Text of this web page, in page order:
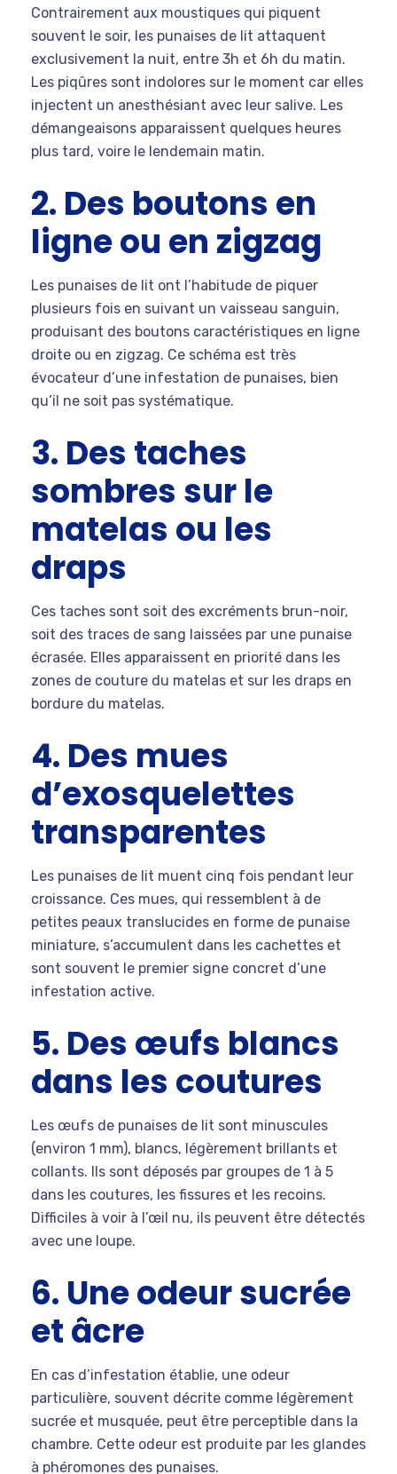
Contrairement aux moustiques qui piquent
souvent le soir, les punaises de lit attaquent
exclusivement la nuit, entre 3h et 6h du matin.
Les piqûres sont indolores sur le moment car elles
injectent un anesthésiant avec leur salive. Les
démangeaisons apparaissent quelques heures
plus tard, voire le lendemain matin.
2. Des boutons en
ligne ou en zigzag
Les punaises de lit ont l’habitude de piquer
plusieurs fois en suivant un vaisseau sanguin,
produisant des boutons caractéristiques en ligne
droite ou en zigzag. Ce schéma est très
évocateur d’une infestation de punaises, bien
qu’il ne soit pas systématique.
3. Des taches
sombres sur le
matelas ou les
draps
Ces taches sont soit des excréments brun-noir,
soit des traces de sang laissées par une punaise
écrasée. Elles apparaissent en priorité dans les
zones de couture du matelas et sur les draps en
bordure du matelas.
4. Des mues
d’exosquelettes
transparentes
Les punaises de lit muent cinq fois pendant leur
croissance. Ces mues, qui ressemblent à de
petites peaux translucides en forme de punaise
miniature, s’accumulent dans les cachettes et
sont souvent le premier signe concret d’une
infestation active.
5. Des œufs blancs
dans les coutures
Les œufs de punaises de lit sont minuscules
(environ 1 mm), blancs, légèrement brillants et
collants. Ils sont déposés par groupes de 1 à 5
dans les coutures, les fissures et les recoins.
Difficiles à voir à l’œil nu, ils peuvent être détectés
avec une loupe.
6. Une odeur sucrée
et âcre
En cas d’infestation établie, une odeur
particulière, souvent décrite comme légèrement
sucrée et musquée, peut être perceptible dans la
chambre. Cette odeur est produite par les glandes
à phéromones des punaises.